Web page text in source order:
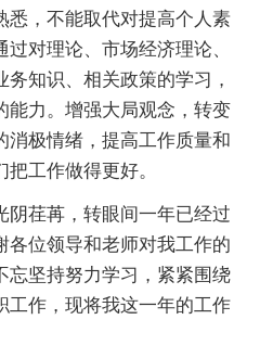
悉，不能取代对提高个人素
对理论、市场经济理论、
知识、相关政策的学习，
能力。增强大局观念，转变
消极情绪，提高工作质量和
工作做得更好。
荏苒，转眼间一年已经过
各位领导和老师对我工作的
忘坚持努力学习，紧紧围绕
工作，现将我这一年的工作